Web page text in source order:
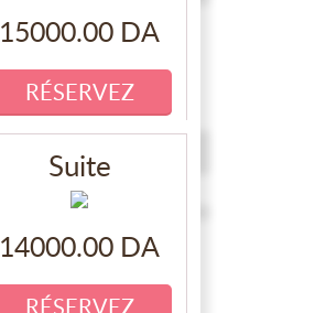
15000.00 DA
Suite
14000.00 DA